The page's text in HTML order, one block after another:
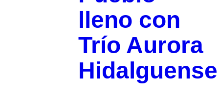
lleno con
Trío Aurora
Hidalguense